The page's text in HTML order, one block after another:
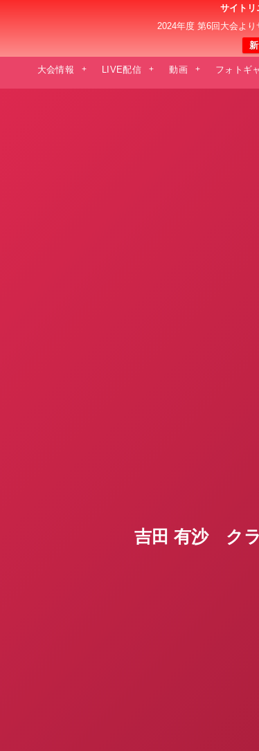
サイトリ
2024年度 第6回大会より
日本クラブユー
大会情報 LIVE配信 動画 フォトギ
吉田 有沙 ク